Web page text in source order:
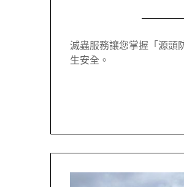
滅蟲服務讓您掌握「源頭
生安全。